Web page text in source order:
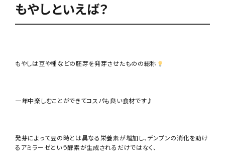
もやしといえば？
もやしは豆や種などの胚芽を発芽させたものの総称
一年中楽しむことができてコスパも良い食材です♪
発芽によって豆の時とは異なる栄養素が増加し、デンプンの消化を助け
るアミラーゼという酵素が生成されるだけではなく、